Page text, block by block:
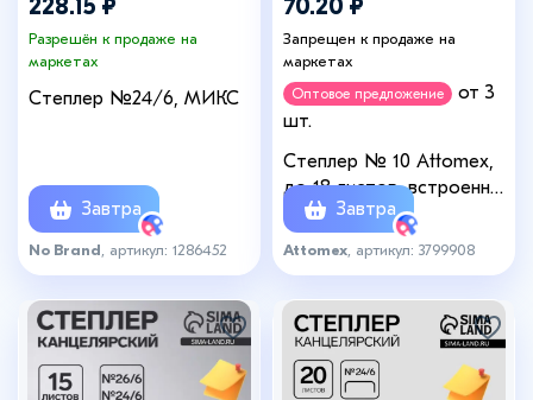
228.15 ₽
Разрешён к продаже на
маркетах
Степлер №24/6, МИКС
Завтра
No Brand , артикул: 1286452
70.20 ₽
Запрещен к продаже на
маркетах
Оптовое предложение
от 3
шт.
Степлер № 10 Attomex,
до 18 листов, встроенный
антистеплер, чёрный
Завтра
Attomex , артикул: 3799908